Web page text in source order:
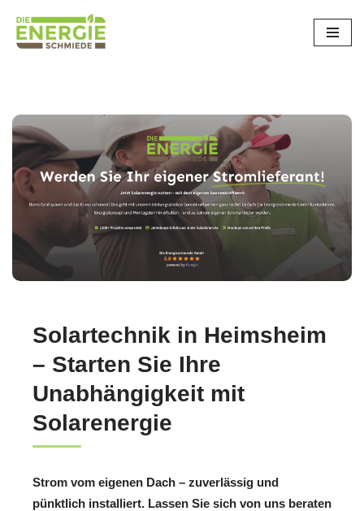
Zum
Solartechnik in Heimsheim
– Starten Sie Ihre
Unabhängigkeit mit
Solarenergie
Strom vom eigenen Dach – zuverlässig und
pünktlich installiert. Lassen Sie sich von uns beraten